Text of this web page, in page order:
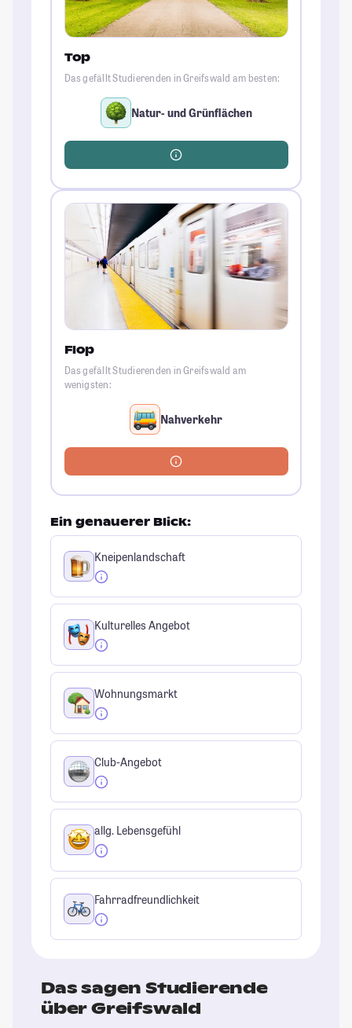
Top
Das gefällt Studierenden in Greifswald am besten:
Natur- und Grünflächen
Flop
Das gefällt Studierenden in Greifswald am
wenigsten:
Nahverkehr
Ein genauerer Blick:
Kneipenlandschaft
Kulturelles Angebot
Wohnungsmarkt
Club-Angebot
allg. Lebensgefühl
Fahrradfreundlichkeit
Das sagen Studierende
über Greifswald